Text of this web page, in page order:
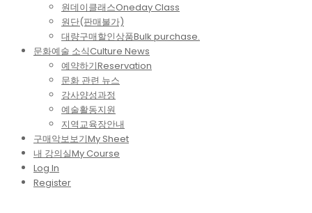
원데이클래스Oneday Class
원단(판매불가)
대량구매할인상품Bulk purchase.
문화예술 소식Culture News
예약하기Reservation
문화 관련 뉴스
강사양성과정
예술활동지원
지역교육장안내
구매악보보기My Sheet
내 강의실My Course
Log In
Register